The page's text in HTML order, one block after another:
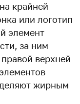
крайней
или логотип
элемент
за ним
верхней
жирным